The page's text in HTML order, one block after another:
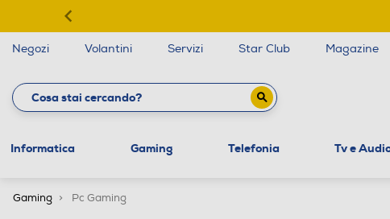
Negozi Volantini Servizi Star Club Magazine
Informatica Gaming Telefonia Tv e
Gaming Pc Gaming